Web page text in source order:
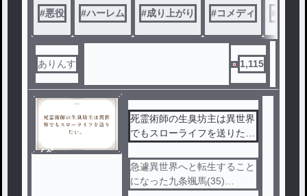
最初は悪王子楽しそうと楽観
的だったが、どこに行っても
悪役のレッテルがついて回り
、街人からは総スカンで、屋
敷には盗賊や反乱軍が攻めて
どいつもこいつも自分を正義
に、ラウルは悪役として立ち
向かう。カクヨムにて７０万
#悪役 #ハーレム #成り上がり #コメディ #
ありんす 1,115
ノベ
死霊術師の生臭坊主は異世界
でもスローライフを送りたい
急遽異世界へと転生すること
になった九条颯馬(35)